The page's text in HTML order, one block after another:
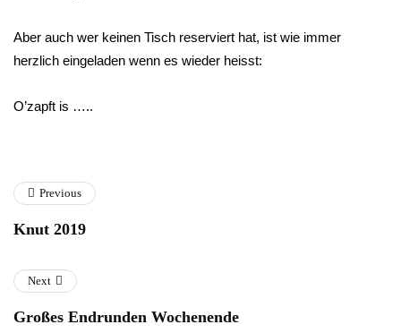
Aber auch wer keinen Tisch reserviert hat, ist wie immer
herzlich eingeladen wenn es wieder heisst:
O’zapft is …..
Previous
Knut 2019
Next
Großes Endrunden Wochenende